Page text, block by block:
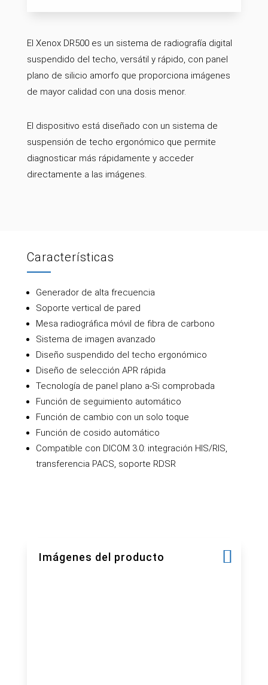
El Xenox DR500 es un sistema de radiografía digital
suspendido del techo, versátil y rápido, con panel
plano de silicio amorfo que proporciona imágenes
de mayor calidad con una dosis menor.
El dispositivo está diseñado con un sistema de
suspensión de techo ergonómico que permite
diagnosticar más rápidamente y acceder
directamente a las imágenes.
Características
Generador de alta frecuencia
Soporte vertical de pared
Mesa radiográfica móvil de fibra de carbono
Sistema de imagen avanzado
Diseño suspendido del techo ergonómico
Diseño de selección APR rápida
Tecnología de panel plano a-Si comprobada
Función de seguimiento automático
Función de cambio con un solo toque
Función de cosido automático
Compatible con DICOM 3.0: integración HIS/RIS,
transferencia PACS, soporte RDSR
Imágenes del producto